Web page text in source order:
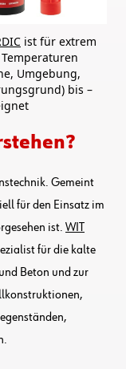
ist für extrem
Umgebung,
bis –
Gemeint
für den Einsatz im
ist. WIT
für die kalte
Beton und zur